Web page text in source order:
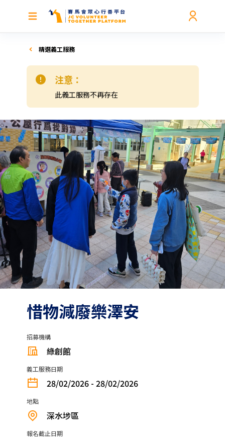
精選義工服務
注意：
此義工服務不再存在
惜物減廢樂澤安
招募機構
綠創館
義工服務日期
28/02/2026 - 28/02/2026
地點
深水埗區
報名截止日期